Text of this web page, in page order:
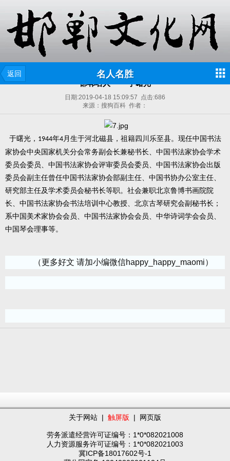
返回 名人名胜
邯郸名人—— 于曙光
日期:2019-04-18 15:09:57 点击:686
来源：搜狗百科 作者：
于曙光， 1944年4月生于河北磁县，祖籍四川乐至县。现任中国书法
家协会中央国家机关分会常务副会长兼秘书长、中国书法家协会学术
委员会委员、中国书法家协会评审委员会委员、中国书法家协会出版
委员会副主任曾任中国书法家协会部副主任、中国书协办公室主任、
研究部主任及学术委员会秘书长等职。社会兼职北京鲁博书画院院
长、中国书法家协会书法培训中心教授、北京古琴研究会副秘书长；
系中国美术家协会会员、中国书法家协会会员、中华诗词学会会员、
中国琴会理事等。
（更多好文 请加小编微信happy_happy_maomi）
关于网站 | 触屏版 | 网页版
劳务派遣经营许可证编号：1*0*082021008
人力资源服务许可证编号：1*0*082021003
冀ICP备18017602号-1